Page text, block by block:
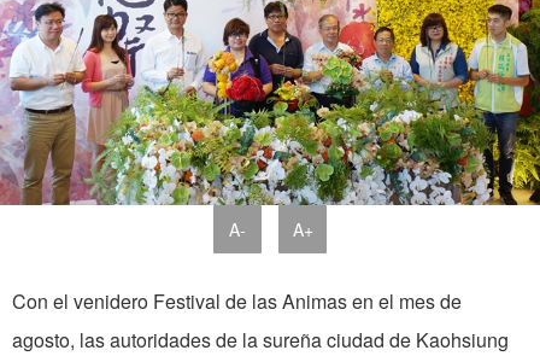
A- A+
Con el venidero Festival de las Animas en el mes de
agosto, las autoridades de la sureña ciudad de Kaohsiung